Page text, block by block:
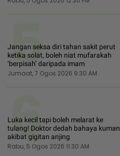
5
Jangan seksa diri tahan sakit perut
ketika solat, boleh niat mufarakah
‘berpisah’ daripada imam
Jumaat, 7 Ogos 2026 9:30 AM
6
Luka kecil tapi boleh melarat ke
tulang! Doktor dedah bahaya kuman
akibat gigitan anjing
Rabu, 5 Ogos 2026 11:30 AM